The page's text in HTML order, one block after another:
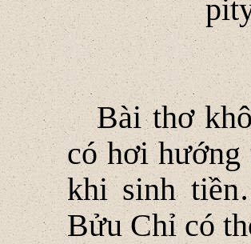
Bài thơ
có hơi hướng
khi sinh
Bửu Chỉ có